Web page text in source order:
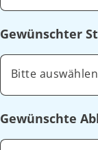
Gewünschter
Bitte auswählen
Gewünschte